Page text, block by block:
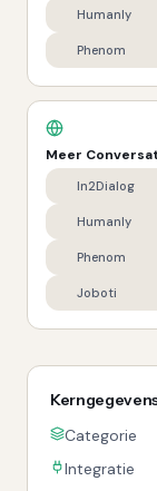
Humanly
Phenom
Meer
In2Dialog
Humanly
Phenom
Joboti
Categorie
Integratie